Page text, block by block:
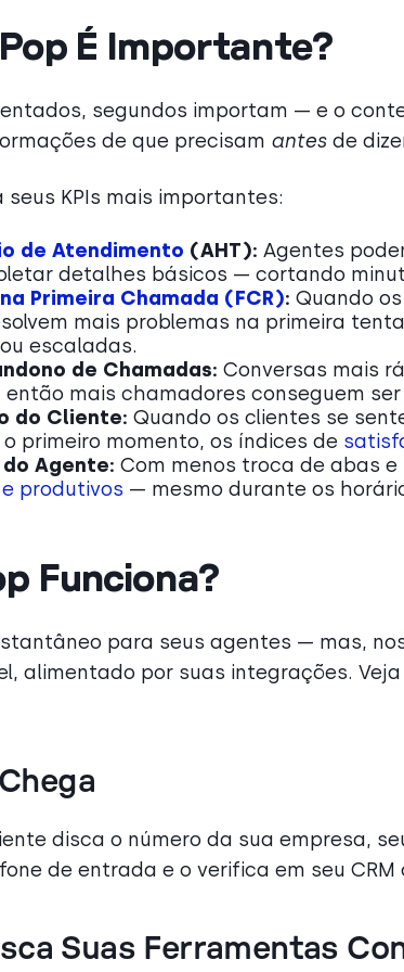
É Importante?
segundos importam — e o
de que precisam antes de
KPIs mais importantes:
de Atendimento (AHT): Agentes
detalhes básicos — cortando
Primeira Chamada (FCR): Quando
mais problemas na primeira
escaladas.
de Chamadas: Conversas mais
mais chamadores conseguem
do Cliente: Quando os clientes se
primeiro momento, os índices de
Agente: Com menos troca de abas
produtivos — mesmo durante os
Funciona?
para seus agentes — mas,
alimentado por suas integrações.
disca o número da sua empresa,
de entrada e o verifica em seu
Suas Ferramentas